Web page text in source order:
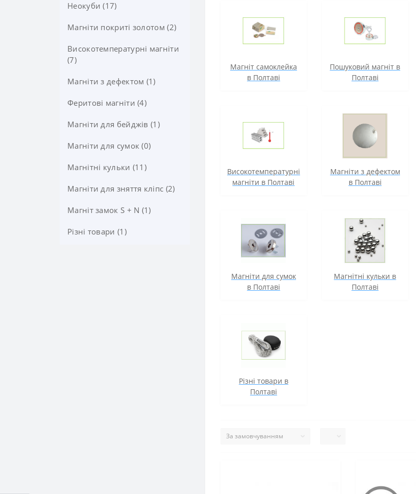
Неокуби (17)
Магніти покриті золотом (2)
Високотемпературні магніти
(7)
Магніти з дефектом (1)
Феритові магніти (4)
Магніти для бейджів (1)
Магніти для сумок (0)
Магнітні кульки (11)
Магніти для зняття кліпс (2)
Магніт замок S + N (1)
Різні товари (1)
Магніт самоклейка
в Полтаві
Пошуковий магніт в
Полтаві
Високотемпературні
магніти в Полтаві
Магніти з дефектом
в Полтаві
Магніти для сумок
в Полтаві
Магнітні кульки в
Полтаві
Різні товари в
Полтаві